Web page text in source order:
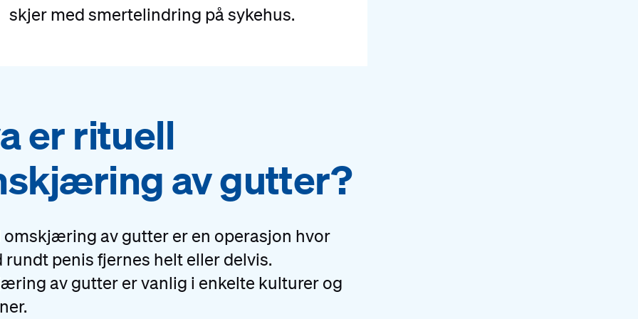
skjer med smertelindring på sykehus.
er rituell
av gutter?
omskjæring av gutter er en operasjon hvor
rundt penis fjernes helt eller delvis.
av gutter er vanlig i enkelte kulturer og